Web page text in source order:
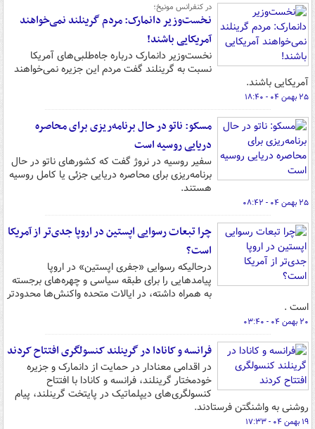
در کنفرانس مونیخ؛
نخست‌وزیر دانمارک: مردم گرینلند نمی‌خواهند
آمریکایی باشند!
نخست‌وزیر دانمارک درباره جاه‌طلبی‌های آمریکا
نسبت به گرینلند گفت مردم این جزیره نمی‌خواهند
آمریکایی باشند.
۲۵ بهمن ۰۴ - ۱۸:۴۰
مسکو: ناتو در حال برنامه‌ریزی برای محاصره
دریایی روسیه است
سفیر روسیه در نروژ گفت که کشورهای ناتو در حال
برنامه‌ریزی برای محاصره دریایی جزئی یا کامل روسیه
هستند.
۲۵ بهمن ۰۴ - ۰۸:۴۲
چرا تبعات رسوایی اپستین در اروپا جدی‌تر از آمریکا
است؟
درحالیکه رسوایی «جفری اپستین» در اروپا
پیامدهایی را برای طبقه سیاسی و چهره‌های برجسته
به همراه داشته، در ایالات متحده واکنش‌ها محدودتر
است .
۲۰ بهمن ۰۴ - ۰۳:۴۰
فرانسه و کانادا در گرینلند کنسولگری افتتاح کردند
در اقدامی معنادار در حمایت از دانمارک و جزیره
خودمختار گرینلند، فرانسه و کانادا با افتتاح
کنسولگری‌های دیپلماتیک در پایتخت گرینلند، پیام
روشنی به واشنگتن فرستادند.
۱۹ بهمن ۰۴ - ۱۷:۳۳